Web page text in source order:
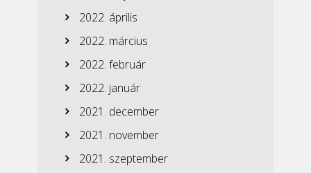
2022. április
2022. március
2022. február
2022. január
2021. december
2021. november
2021. szeptember